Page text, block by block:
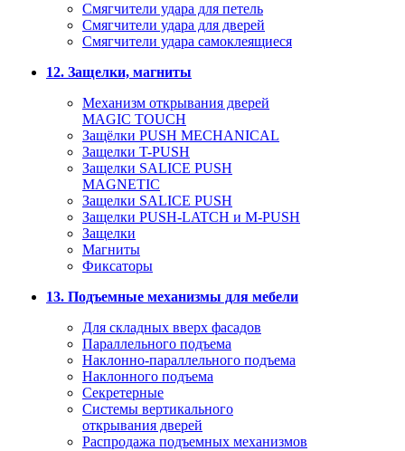
Смягчители удара для петель
Смягчители удара для дверей
Cмягчители удара самоклеящиеся
12. Защелки, магниты
Механизм открывания дверей
MAGIC TOUCH
Защёлки PUSH MECHANICAL
Защелки T-PUSH
Защелки SALICE PUSH
MAGNETIC
Защелки SALICE PUSH
Защелки PUSH-LATCH и M-PUSH
Защелки
Магниты
Фиксаторы
13. Подъемные механизмы для мебели
Для складных вверх фасадов
Параллельного подъема
Наклонно-параллельного подъема
Наклонного подъема
Секретерные
Системы вертикального
открывания дверей
Распродажа подъемных механизмов